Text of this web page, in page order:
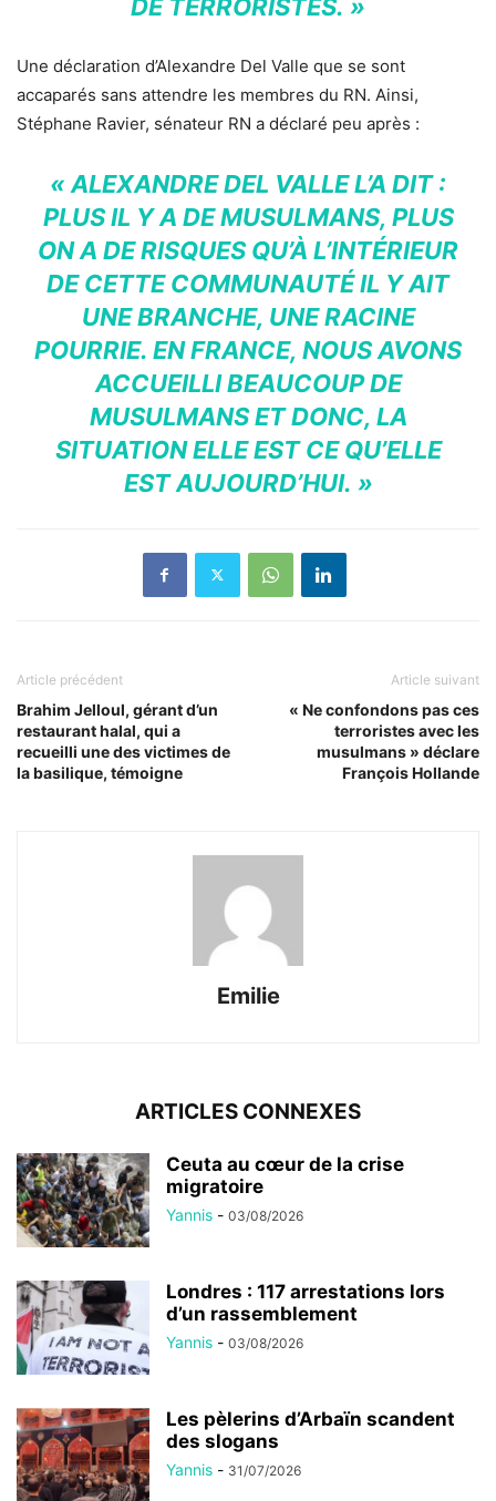
DE TERRORISTES. »
Une déclaration d’Alexandre Del Valle que se sont
accaparés sans attendre les membres du RN. Ainsi,
Stéphane Ravier, sénateur RN a déclaré peu après :
« ALEXANDRE DEL VALLE L’A DIT :
PLUS IL Y A DE MUSULMANS, PLUS
ON A DE RISQUES QU’À L’INTÉRIEUR
DE CETTE COMMUNAUTÉ IL Y AIT
UNE BRANCHE, UNE RACINE
POURRIE. EN FRANCE, NOUS AVONS
ACCUEILLI BEAUCOUP DE
MUSULMANS ET DONC, LA
SITUATION ELLE EST CE QU’ELLE
EST AUJOURD’HUI. »
Article précédent
Brahim Jelloul, gérant d’un
restaurant halal, qui a
recueilli une des victimes de
la basilique, témoigne
Article suivant
« Ne confondons pas ces
terroristes avec les
musulmans » déclare
François Hollande
Emilie
ARTICLES CONNEXES
Ceuta au cœur de la crise
migratoire
Yannis - 03/08/2026
Londres : 117 arrestations lors
d’un rassemblement
Yannis - 03/08/2026
Les pèlerins d’Arbaïn scandent
des slogans
Yannis - 31/07/2026